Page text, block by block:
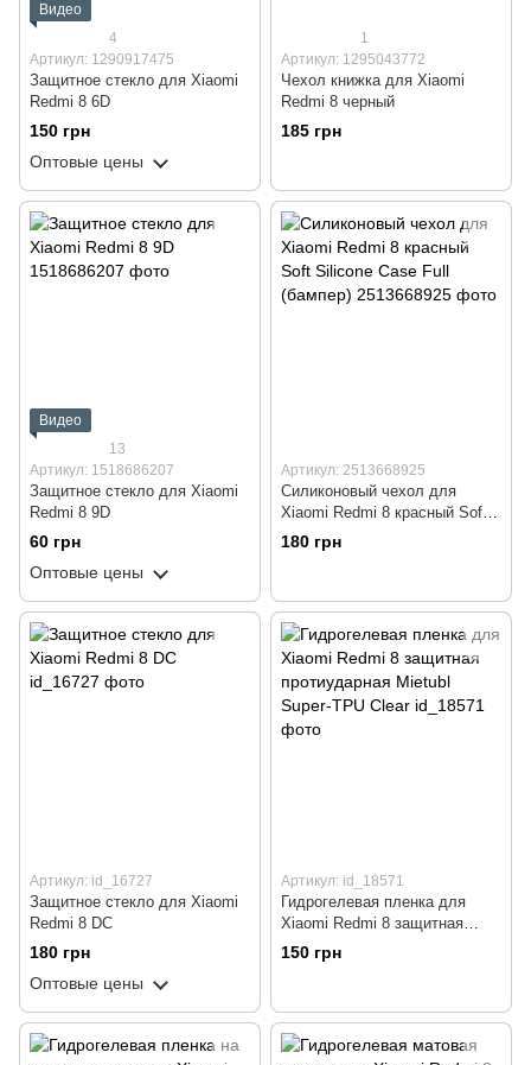
Видео
4
Артикул: 1290917475
Защитное стекло для Xiaomi
Redmi 8 6D
150 грн
Оптовые цены
1
Артикул: 1295043772
Чехол книжка для Xiaomi
Redmi 8 черный
185 грн
Видео
13
Артикул: 1518686207
Защитное стекло для Xiaomi
Redmi 8 9D
60 грн
Оптовые цены
Артикул: 2513668925
Силиконовый чехол для
Xiaomi Redmi 8 красный Soft
Silicone Case Full (бампер)
180 грн
Артикул: id_16727
Защитное стекло для Xiaomi
Redmi 8 DC
180 грн
Оптовые цены
Артикул: id_18571
Гидрогелевая пленка для
Xiaomi Redmi 8 защитная
протиударная Mietubl Super-
TPU Clear
150 грн